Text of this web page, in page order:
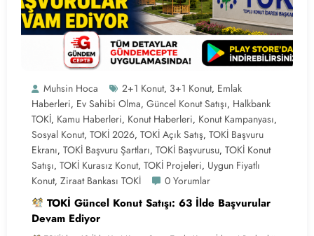
Muhsin Hoca 2+1 Konut, 3+1 Konut, Emlak
Haberleri, Ev Sahibi Olma, Güncel Konut Satışı, Halkbank
TOKİ, Kamu Haberleri, Konut Haberleri, Konut Kampanyası,
Sosyal Konut, TOKİ 2026, TOKİ Açık Satış, TOKİ Başvuru
Ekranı, TOKİ Başvuru Şartları, TOKİ Başvurusu, TOKİ Konut
Satışı, TOKİ Kurasız Konut, TOKİ Projeleri, Uygun Fiyatlı
Konut, Ziraat Bankası TOKİ 0 Yorumlar
TOKİ Güncel Konut Satışı: 63 İlde Başvurular
Devam Ediyor